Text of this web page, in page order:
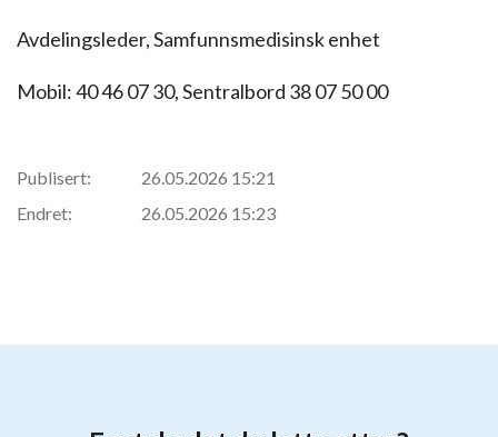
Avdelingsleder, Samfunnsmedisinsk enhet
Mobil: 40 46 07 30, Sentralbord 38 07 50 00
Publisert:
26.05.2026 15:21
Endret:
26.05.2026 15:23